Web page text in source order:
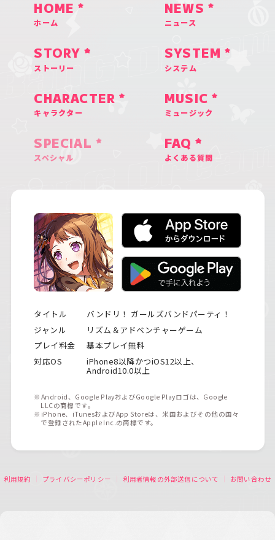
HOME
ホーム
NEWS
ニュース
STORY
ストーリー
SYSTEM
システム
CHARACTER
キャラクター
MUSIC
ミュージック
SPECIAL
スペシャル
FAQ
よくある質問
タイトル
バンドリ！ ガールズバンドパーティ！
ジャンル
リズム＆アドベンチャーゲーム
プレイ料金
基本プレイ無料
対応OS
iPhone8以降かつiOS12以上、
Android10.0以上
※Android、Google PlayおよびGoogle Playロゴは、Google
LLCの商標です。
※iPhone、iTunesおよびApp Storeは、米国およびその他の国々
で登録されたApple Inc.の商標です。
利用規約 プライバシーポリシー 利用者情報の外部送信について お問い合わせ